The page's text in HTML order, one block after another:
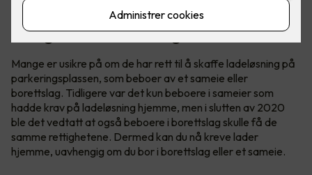
Tidligere gjaldt det kun for sameie,
nå også for borettslag
Mange er usikre på om de har rett til å skaffe ladeløsning på
parkeringsplassen, som beboer av et sameie eller
borettslag. Tidligere var det kun beboere i sameier som
hadde krav på ladeløsning hjemme, men i slutten av 2020
ble det vedtatt at også beboere i borettslag skulle få de
samme rettighetene. Dermed kan du nå kreve lader
hjemme, uavhengig om du bor i borettslag eller et sameie.